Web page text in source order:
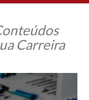
Carreira